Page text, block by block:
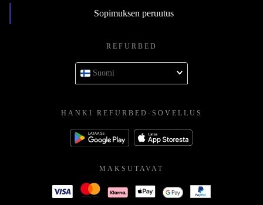
Sopimuksen peruutus
REFURBED
Suomi
HANKI REFURBED-SOVELLUS
MAKSUTAVAT